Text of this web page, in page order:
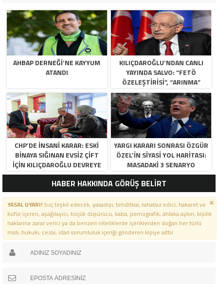
AHBAP DERNEĞI’NE KAYYUM
ATANDI
KILIÇDAROĞLU’NDAN CANLI
YAYINDA SALVO: “FETÖ
ÖZELEŞTIRISI”, “ARINMA”
RESTI VE KURULTAY TAKVIMI!
CHP’DE İNSANI KARAR: ESKI
BINAYA SIĞINAN EVSIZ ÇIFT
İÇIN KILIÇDAROĞLU DEVREYE
GIRDI!
YARGI KARARI SONRASI ÖZGÜR
ÖZEL’IN SIYASI YOL HARITASI:
MASADAKI 3 SENARYO
HABER HAKKINDA GÖRÜŞ BELİRT
YASAL UYARI!Suç teşkil edecek, yasadışı, tehditkar, rahatsız edici, hakaret ve
küfür içeren, aşağılayıcı, küçük düşürücü, kaba, pornografik, ahlaka aykırı, kişilik
haklarına zarar verici ya da benzeri niteliklerde içeriklerden doğan her türlü
mali, hukuki, cezai, idari sorumluluk içeriği gönderen kişiye aittir.